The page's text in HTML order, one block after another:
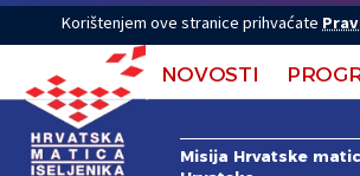
Korištenjem ove stranice prihvaćate
NOVOSTI
Misija Hrvatske